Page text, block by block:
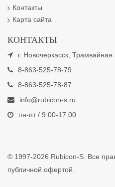
Контакты
Карта сайта
КОНТАКТЫ
г. Новочеркасск, Трамвайная
8-863-525-78-79
8-863-525-78-87
info@rubicon-s.ru
пн-пт / 9:00-17:00
© 1997-2026 Rubicon-S. Все
публичной офертой.